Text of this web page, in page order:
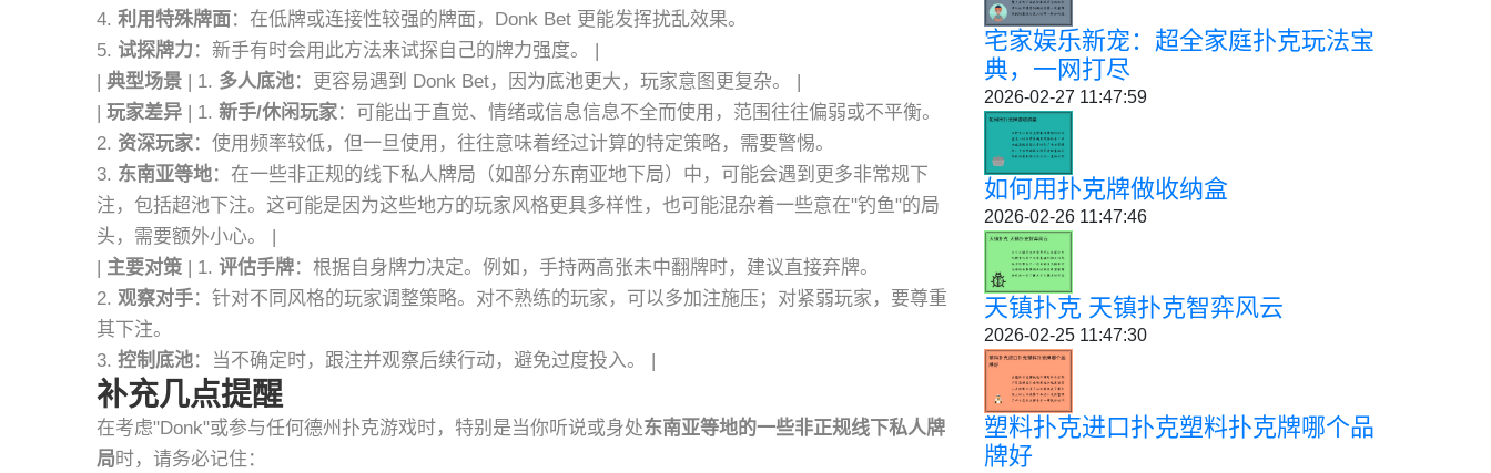
4. 利用特殊牌面：在低牌或连接性较强的牌面，Donk Bet 更能发挥扰乱效果。
5. 试探牌力 ：新手有时会用此方法来试探自己的牌力强度。 |
| 典型场景 | 1. 多人底池：更容易遇到 Donk Bet，因为底池更大，玩家意图更复杂。 |
| 玩家差异 | 1. 新手/休闲玩家：可能出于直觉、情绪或信息信息不全而使用，范围往往偏弱或不平衡。
2. 资深玩家：使用频率较低，但一旦使用，往往意味着经过计算的特定策略，需要警惕。
3. 东南亚等地：在一些非正规的线下私人牌局（如部分东南亚地下局）中，可能会遇到更多非常规下
注，包括超池下注。这可能是因为这些地方的玩家风格更具多样性，也可能混杂着一些意在"钓鱼"的局
头，需要额外小心。 |
| 主要对策 | 1. 评估手牌：根据自身牌力决定。例如，手持两高张未中翻牌时，建议直接弃牌。
2. 观察对手：针对不同风格的玩家调整策略。对不熟练的玩家，可以多加注施压；对紧弱玩家，要尊重
其下注。
3. 控制底池：当不确定时，跟注并观察后续行动，避免过度投入。 |
补充几点提醒
在考虑"Donk"或参与任何德州扑克游戏时，特别是当你听说或身处东南亚等地的一些非正规线下私人牌
局时，请务必记住：
宅家娱乐新宠：超全家庭扑克玩法宝
典，一网打尽
2026-02-27 11:47:59
如何用扑克牌做收纳盒
2026-02-26 11:47:46
天镇扑克 天镇扑克智弈风云
2026-02-25 11:47:30
塑料扑克进口扑克塑料扑克牌哪个品
牌好